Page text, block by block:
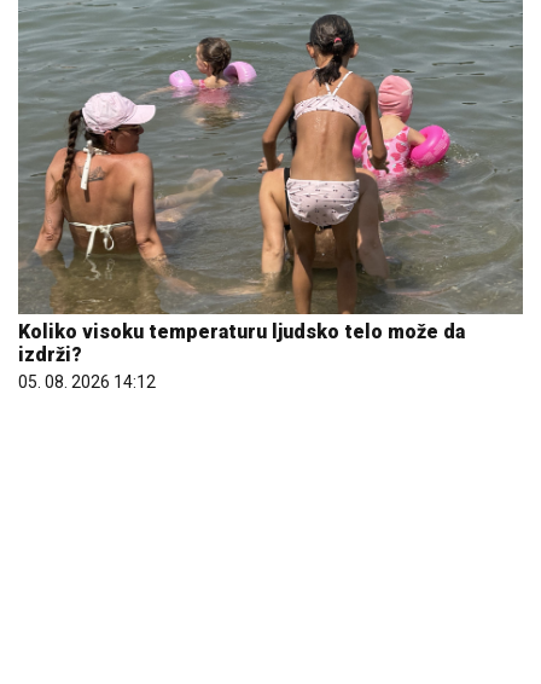
Koliko visoku temperaturu ljudsko telo može da
izdrži?
05. 08. 2026 14:12